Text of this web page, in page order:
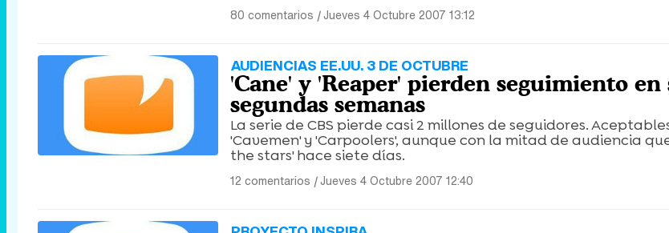
80 comentarios |Jueves 4 Octubre 2007 13:12
AUDIENCIAS EE.UU. 3 DE OCTUBRE
'Cane' y 'Reaper' pierden seguimiento en
segundas semanas
La serie de CBS pierde casi 2 millones de seguidores.
'Cavemen' y 'Carpoolers', aunque con la mitad de audiencia
the stars' hace siete días.
12 comentarios |Jueves 4 Octubre 2007 12:40